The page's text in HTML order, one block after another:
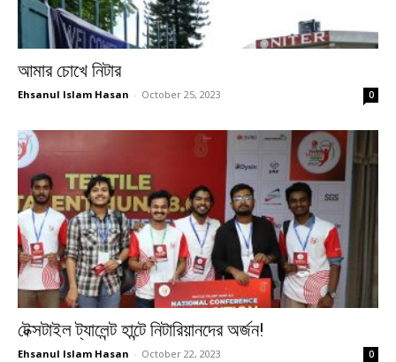
আমার চোখে নিটার
Ehsanul Islam Hasan - October 25, 2023 0
টেক্সটাইল ট্যালেন্ট হান্টে নিটারিয়ানদের অর্জন!
Ehsanul Islam Hasan - October 22, 2023 0